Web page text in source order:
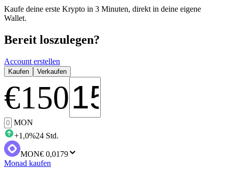
Kaufe deine erste Krypto in 3 Minuten, direkt in deine eigene
Wallet.
Bereit loszulegen?
Account erstellen
Kaufen Verkaufen
€150
MON
+1,0%24 Std.
MON€ 0,0179
Monad kaufen